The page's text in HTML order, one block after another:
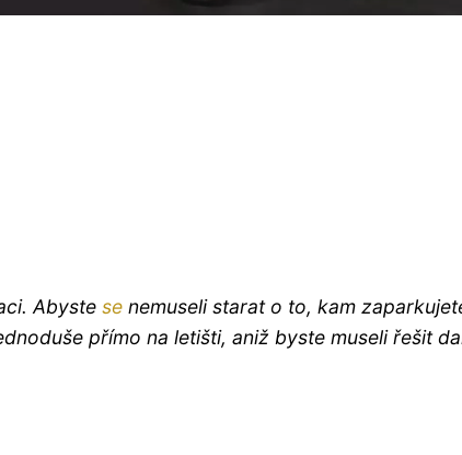
Abyste se nemuseli starat o to, kam
přímo na letišti, aniž byste museli řešit